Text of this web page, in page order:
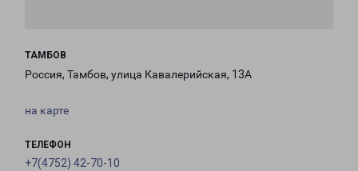
ТАМБОВ
Россия, Тамбов, улица Кавалерийская, 13А
на карте
ТЕЛЕФОН
+7(4752) 42-70-10